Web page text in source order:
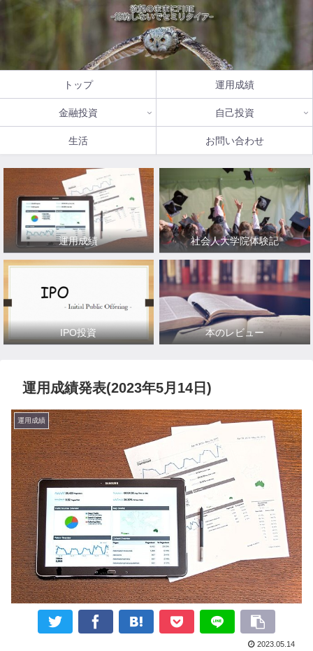
トップ 運用成績
金融投資 自己投資
生活 お問い合わせ
運用成績 社会人大学院体験記
IPO投資 本のレビュー
運用成績発表(2023年5月14日)
運用成績
2023.05.14